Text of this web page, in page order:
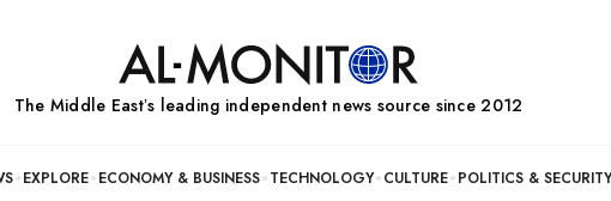
The Middle Eastʼs leading independent news source since 2012
POLITICS & SECURITY
CULTURE
TECHNOLOGY
ECONOMY & BUSINESS
EXPLORE